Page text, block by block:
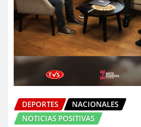
DEPORTES
NACIONALES
NOTICIAS POSITIVAS